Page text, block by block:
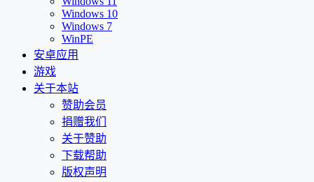
Windows 10
Windows 7
WinPE
安卓应用
游戏
关于本站
赞助会员
捐赠我们
关于赞助
下载帮助
版权声明